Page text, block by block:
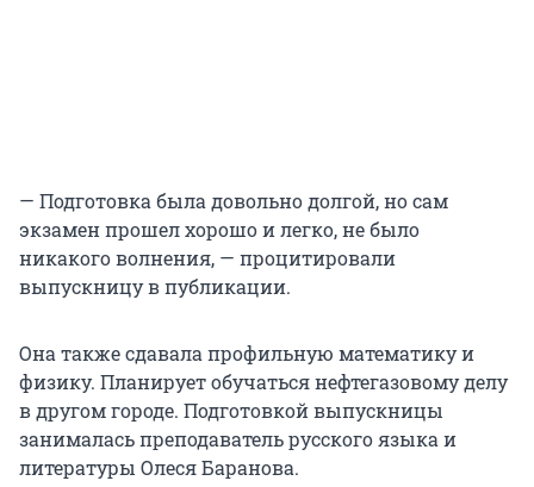
— Подготовка была довольно долгой, но сам
экзамен прошел хорошо и легко, не было
никакого волнения, — процитировали
выпускницу в публикации.
Она также сдавала профильную математику и
физику. Планирует обучаться нефтегазовому делу
в другом городе. Подготовкой выпускницы
занималась преподаватель русского языка и
литературы Олеся Баранова.